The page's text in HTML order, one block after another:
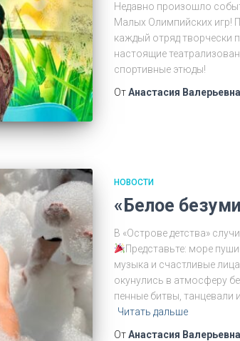
Недавно произошло
Малых Олимпийских игр!
каждый отряд творчески
настоящие
спортивные этюды!
ОтАнастасия Валерьевна
НОВОСТИ
«Белое
В «Острове детства»
Представьте: море
музыка и счастливые
окунулись в атмосферу
пенные битвы,
Читать дальше
ОтАнастасия Валерьевна